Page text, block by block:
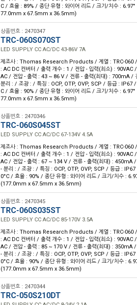
C / 효율 : 89% / 종단 유형 : 와이어 리드 / 크기/치수 :
77.0mm x 67.5mm x 36.5mm)
상품번호 : 2470347
TRC-060S070ST
LED SUPPLY CC AC/DC 43-86V 7A
제조사 : Thomas Research Products / 계열 : TRC-060 /
: AC DC 컨버터 / 출력 개수 : 1 / 전압 - 입력(최소) : 90VAC
AC / 전압 - 출력 : 43 ~ 86 V / 전류 - 출력(최대) : 700mA /
분리 : / 조광 : / 특징 : OCP, OTP, OVP, SCP / 등급 : IP67
C / 효율 : 90% / 종단 유형 : 와이어 리드 / 크기/치수 :
77.0mm x 67.5mm x 36.5mm)
상품번호 : 2470346
TRC-060S045ST
LED SUPPLY CC AC/DC 67-134V 4.5A
제조사 : Thomas Research Products / 계열 : TRC-060 /
: AC DC 컨버터 / 출력 개수 : 1 / 전압 - 입력(최소) : 90VAC
AC / 전압 - 출력 : 67 ~ 134 V / 전류 - 출력(최대) : 450mA
- 분리 : / 조광 : / 특징 : OCP, OTP, OVP, SCP / 등급 :
0°C / 효율 : 90% / 종단 유형 : 와이어 리드 / 크기/치수 :
(177.0mm x 67.5mm x 36.5mm)
상품번호 : 2470345
TRC-060S035ST
LED SUPPLY CC AC/DC 85-170V 3.5A
제조사 : Thomas Research Products / 계열 : TRC-060 /
: AC DC 컨버터 / 출력 개수 : 1 / 전압 - 입력(최소) : 90VAC
AC / 전압 - 출력 : 85 ~ 170 V / 전류 - 출력(최대) : 350mA
- 분리 : / 조광 : / 특징 : OCP, OTP, OVP, SCP / 등급 :
0°C / 효율 : 90% / 종단 유형 : 와이어 리드 / 크기/치수 :
(177.0mm x 67.5mm x 36.5mm)
상품번호 : 2470344
TRC-050S210DT